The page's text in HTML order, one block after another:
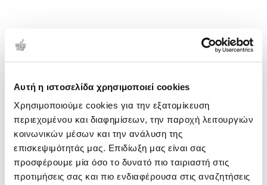
Αυτή η ιστοσελίδα χρησιμοποιεί cookies
Χρησιμοποιούμε cookies για την εξατομίκευση
περιεχομένου και διαφημίσεων, την παροχή λειτουργιών
κοινωνικών μέσων και την ανάλυση της
επισκεψιμότητάς μας. Επιδίωξη μας είναι σας
προσφέρουμε μία όσο το δυνατό πιο ταιριαστή στις
προτιμήσεις σας και πιο ενδιαφέρουσα στις αναζητήσεις